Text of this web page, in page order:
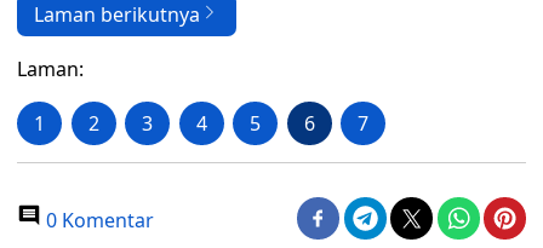
Laman berikutnya
Laman:
1 2 3 4 5 6 7
0 Komentar